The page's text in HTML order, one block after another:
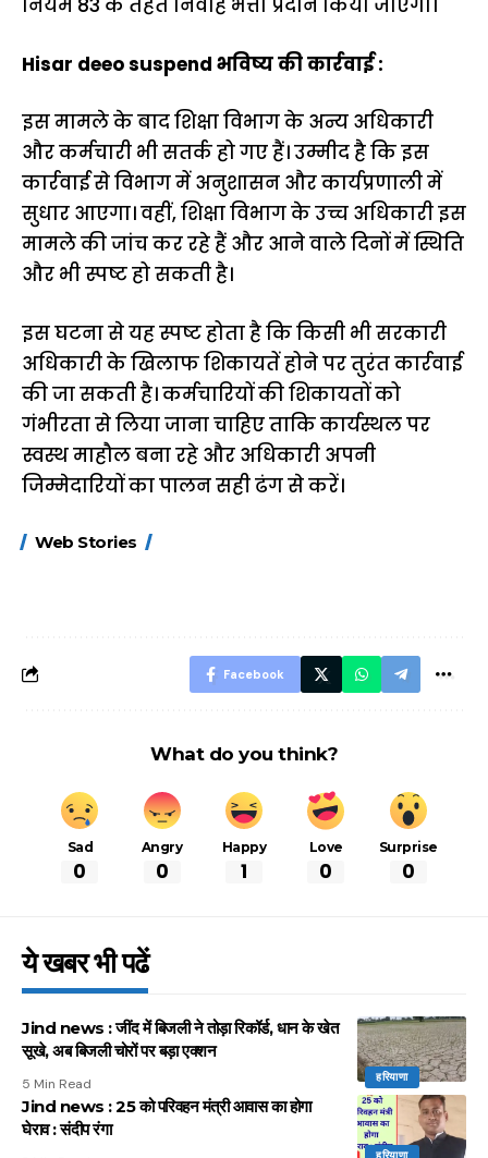
नियम 83 के तहत निर्वाह भत्ता प्रदान किया जाएगा।
Hisar deeo suspend भविष्य की कार्रवाई :
इस मामले के बाद शिक्षा विभाग के अन्य अधिकारी
और कर्मचारी भी सतर्क हो गए हैं। उम्मीद है कि इस
कार्रवाई से विभाग में अनुशासन और कार्यप्रणाली में
सुधार आएगा। वहीं, शिक्षा विभाग के उच्च अधिकारी इस
मामले की जांच कर रहे हैं और आने वाले दिनों में स्थिति
और भी स्पष्ट हो सकती है।
इस घटना से यह स्पष्ट होता है कि किसी भी सरकारी
अधिकारी के खिलाफ शिकायतें होने पर तुरंत कार्रवाई
की जा सकती है। कर्मचारियों की शिकायतों को
गंभीरता से लिया जाना चाहिए ताकि कार्यस्थल पर
स्वस्थ माहौल बना रहे और अधिकारी अपनी
जिम्मेदारियों का पालन सही ढंग से करें।
Web Stories
FASTag के ये नए
Facebook
What do you think?
Sad
0
Angry
0
Happy
1
Love
0
Surprise
0
ये खबर भी पढें
हरियाणा
Jind news : जींद में बिजली ने तोड़ा रिकॉर्ड, धान के खेत
सूखे, अब बिजली चोरों पर बड़ा एक्शन
5 Min Read
Jind news : 25 को परिवहन मंत्री आवास का होगा
घेराव : संदीप रंगा